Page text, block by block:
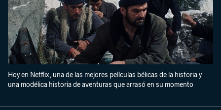
Hoy en Netflix, una de las mejores películas bélicas de la historia y
una modélica historia de aventuras que arrasó en su momento